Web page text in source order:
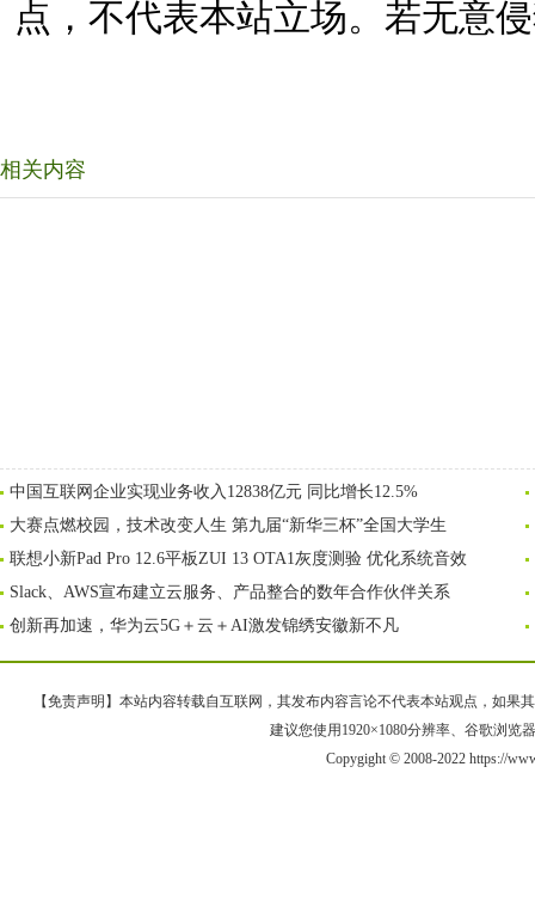
点，不代表本站立场。若无意
相关内容
中国互联网企业实现业务收入12838亿元 同比增长12.5%
大赛点燃校园，技术改变人生 第九届“新华三杯”全国大学生
联想小新Pad Pro 12.6平板ZUI 13 OTA1灰度测验 优化系统音效
Slack、AWS宣布建立云服务、产品整合的数年合作伙伴关系
创新再加速，华为云5G＋云＋AI激发锦绣安徽新不凡
【免责声明】本站内容转载自互联网，其发布内容言论不代表本站观点，如果
建议您使用1920×1080分辨率、谷歌浏览
Copygight © 2008-2022 https://